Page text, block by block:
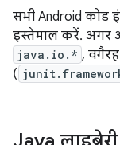
सभी Android कोड
इस्तेमाल करें. अगर
java.io.* ,
(